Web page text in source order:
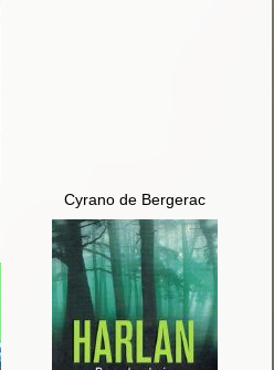
Cyrano de Bergerac